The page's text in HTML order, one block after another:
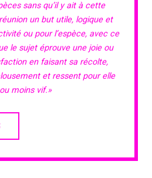
sans qu’il y ait à cette
un but utile, logique et
ou pour l’espèce, avec ce
le sujet éprouve une joie ou
en faisant sa récolte,
et ressent pour elle
moins vif.»